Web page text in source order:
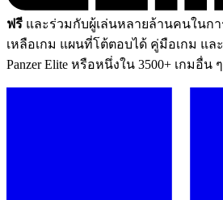
ฟรี และร่วมกับผู้เล่นหลายล้านคนในก
เหลือเกม แผนที่โต้ตอบได้ คู่มือเกม และ
Panzer Elite หรือหนึ่งใน 3500+ เกมอื่น